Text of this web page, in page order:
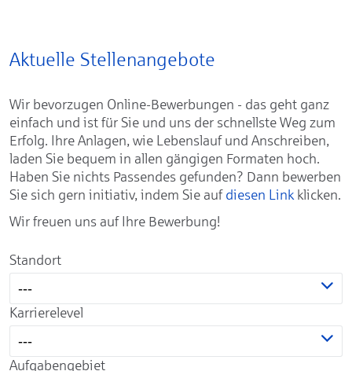
Aktuelle Stellenangebote
Wir bevorzugen Online-Bewerbungen - das geht ganz
einfach und ist für Sie und uns der schnellste Weg zum
Erfolg. Ihre Anlagen, wie Lebenslauf und Anschreiben,
laden Sie bequem in allen gängigen Formaten hoch.
Haben Sie nichts Passendes gefunden? Dann bewerben
Sie sich gern initiativ, indem Sie auf diesen Linkklicken.
Wir freuen uns auf Ihre Bewerbung!
Standort
---
Karrierelevel
---
Aufgabengebiet